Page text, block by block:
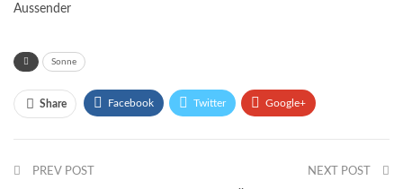
Aussender
Sonne
Share Facebook Twitter Google+
Email
PREV POST NEXT POST